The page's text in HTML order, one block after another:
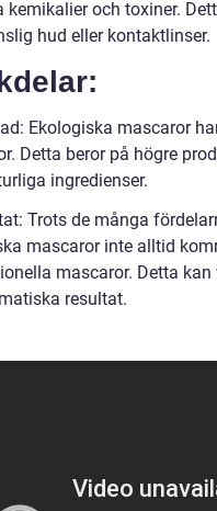
kemikalier och toxiner.
hud eller kontaktlinser.
Ekologiska mascaror
Detta beror på högre
ingredienser.
Trots de många
mascaror inte alltid
mascaror. Detta
resultat.